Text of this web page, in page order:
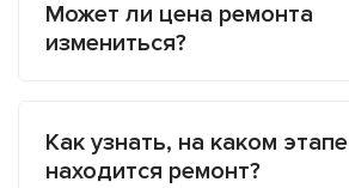
Может ли цена ремонта
измениться?
Как узнать, на каком этапе
находится ремонт?